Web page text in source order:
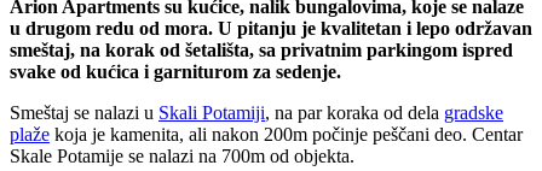
Arion Apartments su kućice, nalik bungalovima, koje se nalaze
u drugom redu od mora. U pitanju je kvalitetan i lepo održavan
smeštaj, na korak od šetališta, sa privatnim parkingom ispred
svake od kućica i garniturom za sedenje.
Smeštaj se nalazi u Skali Potamiji, na par koraka od dela gradske
plaže koja je kamenita, ali nakon 200m počinje peščani deo. Centar
Skale Potamije se nalazi na 700m od objekta.